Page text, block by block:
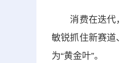
消费在迭代，
敏锐抓住新赛道
为“黄金叶”。